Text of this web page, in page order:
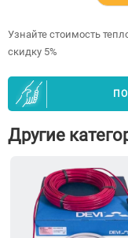
Узнайте стоимость
скидку 5%
Другие